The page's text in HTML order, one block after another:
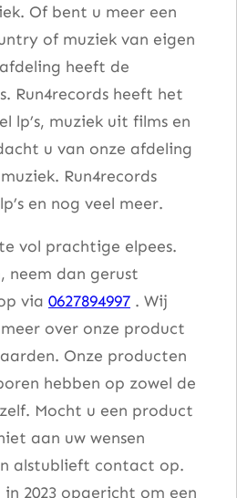
Of bent u meer een
of muziek van eigen
heeft de
Run4records heeft het
lp’s, muziek uit films en
u van onze afdeling
Run4records
en nog veel meer.
vol prachtige elpees.
neem dan gerust
via 0627894997 . Wij
over onze product
Onze producten
hebben op zowel de
Mocht u een product
aan uw wensen
alstublieft contact op.
in 2023 opgericht om een